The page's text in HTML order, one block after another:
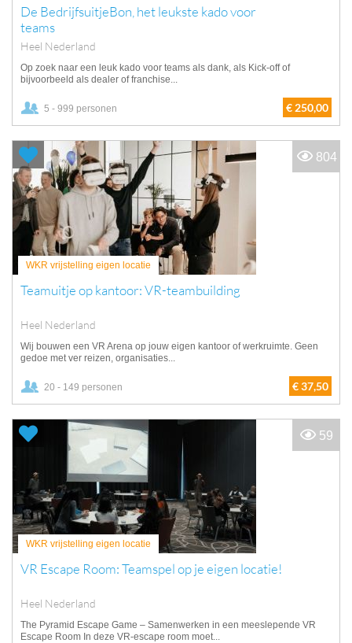
De BedrijfsuitjeBon, het leukste kado voor
teams
Heel Nederland
Op zoek naar een leuk kado voor teams als dank, als Kick-off of
bijvoorbeeld als dealer of franchise...
5 - 999 personen € 250,00
WKR vrijstelling eigen locatie
Teamuitje op kantoor: VR-teambuilding
Heel Nederland
Wij bouwen een VR Arena op jouw eigen kantoor of werkruimte. Geen
gedoe met ver reizen, organisaties...
20 - 149 personen € 37,50
804
WKR vrijstelling eigen locatie
VR Escape Room: Teamspel op je eigen locatie!
Heel Nederland
The Pyramid Escape Game – Samenwerken in een meeslepende VR
Escape Room In deze VR-escape room moet...
59